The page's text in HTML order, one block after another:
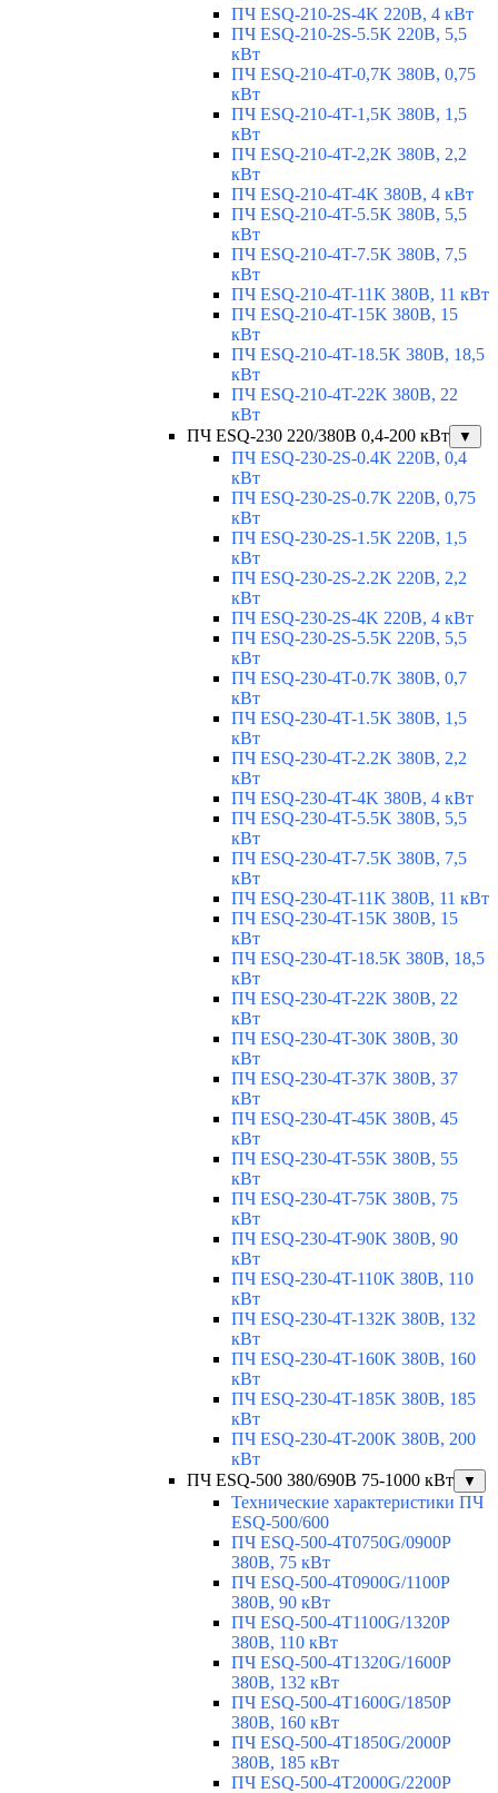
ПЧ ESQ-210-2S-4K 220В, 4 кВт
ПЧ ESQ-210-2S-5.5K 220В, 5,5
кВт
ПЧ ESQ-210-4T-0,7K 380В, 0,75
кВт
ПЧ ESQ-210-4T-1,5K 380В, 1,5
кВт
ПЧ ESQ-210-4T-2,2K 380В, 2,2
кВт
ПЧ ESQ-210-4T-4K 380В, 4 кВт
ПЧ ESQ-210-4T-5.5K 380В, 5,5
кВт
ПЧ ESQ-210-4T-7.5K 380В, 7,5
кВт
ПЧ ESQ-210-4T-11K 380В, 11 кВт
ПЧ ESQ-210-4T-15K 380В, 15
кВт
ПЧ ESQ-210-4T-18.5K 380В, 18,5
кВт
ПЧ ESQ-210-4T-22K 380В, 22
кВт
ПЧ ESQ-230 220/380В 0,4-200 кВт
▼
ПЧ ESQ-230-2S-0.4K 220В, 0,4
кВт
ПЧ ESQ-230-2S-0.7K 220В, 0,75
кВт
ПЧ ESQ-230-2S-1.5K 220В, 1,5
кВт
ПЧ ESQ-230-2S-2.2K 220В, 2,2
кВт
ПЧ ESQ-230-2S-4K 220В, 4 кВт
ПЧ ESQ-230-2S-5.5K 220В, 5,5
кВт
ПЧ ESQ-230-4T-0.7K 380В, 0,7
кВт
ПЧ ESQ-230-4T-1.5K 380В, 1,5
кВт
ПЧ ESQ-230-4T-2.2K 380В, 2,2
кВт
ПЧ ESQ-230-4T-4K 380В, 4 кВт
ПЧ ESQ-230-4T-5.5K 380В, 5,5
кВт
ПЧ ESQ-230-4T-7.5K 380В, 7,5
кВт
ПЧ ESQ-230-4T-11K 380В, 11 кВт
ПЧ ESQ-230-4T-15K 380В, 15
кВт
ПЧ ESQ-230-4T-18.5K 380В, 18,5
кВт
ПЧ ESQ-230-4T-22K 380В, 22
кВт
ПЧ ESQ-230-4T-30K 380В, 30
кВт
ПЧ ESQ-230-4T-37K 380В, 37
кВт
ПЧ ESQ-230-4T-45K 380В, 45
кВт
ПЧ ESQ-230-4T-55K 380В, 55
кВт
ПЧ ESQ-230-4T-75K 380В, 75
кВт
ПЧ ESQ-230-4T-90K 380В, 90
кВт
ПЧ ESQ-230-4T-110K 380В, 110
кВт
ПЧ ESQ-230-4T-132K 380В, 132
кВт
ПЧ ESQ-230-4T-160K 380В, 160
кВт
ПЧ ESQ-230-4T-185K 380В, 185
кВт
ПЧ ESQ-230-4T-200K 380В, 200
кВт
ПЧ ESQ-500 380/690В 75-1000 кВт
▼
Технические характеристики ПЧ
ESQ-500/600
ПЧ ESQ-500-4T0750G/0900P
380В, 75 кВт
ПЧ ESQ-500-4T0900G/1100P
380В, 90 кВт
ПЧ ESQ-500-4T1100G/1320P
380В, 110 кВт
ПЧ ESQ-500-4T1320G/1600P
380В, 132 кВт
ПЧ ESQ-500-4T1600G/1850P
380В, 160 кВт
ПЧ ESQ-500-4T1850G/2000P
380В, 185 кВт
ПЧ ESQ-500-4T2000G/2200P